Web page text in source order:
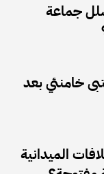
جماعة
خامنئي بعد
الميدانية